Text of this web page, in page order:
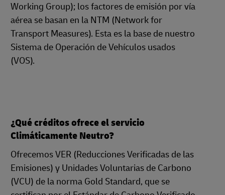
Working Group); los factores de emisión por vía
aérea se basan en la NTM (Network for
Transport Measures). Esta es la base de nuestro
Sistema de Operación de Vehículos usados
(VOS).
¿Qué créditos ofrece el servicio
Climáticamente Neutro?
Ofrecemos VER (Reducciones Verificadas de las
Emisiones) y Unidades Voluntarias de Carbono
(VCU) de la norma Gold Standard, que se